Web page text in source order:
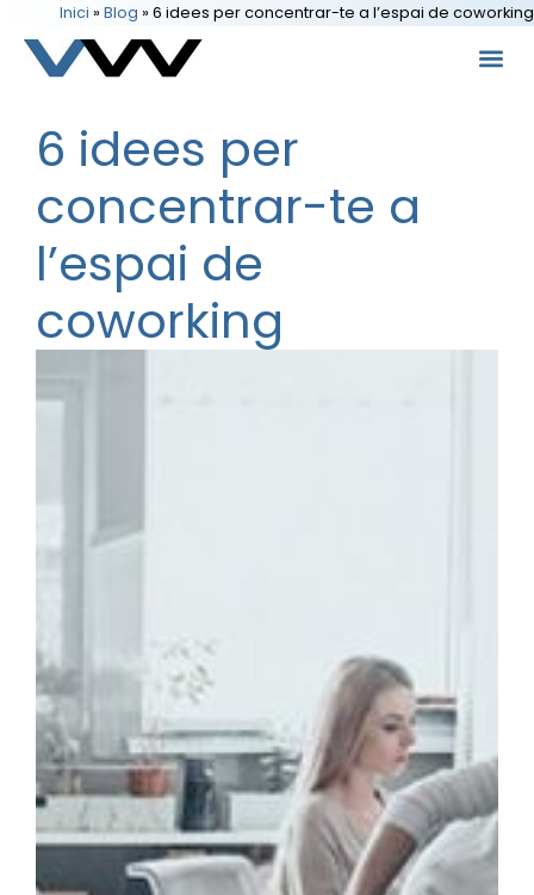
Inici » Blog » 6 idees per concentrar-te a l’espai de coworking
6 idees per
concentrar-te a
l’espai de
coworking